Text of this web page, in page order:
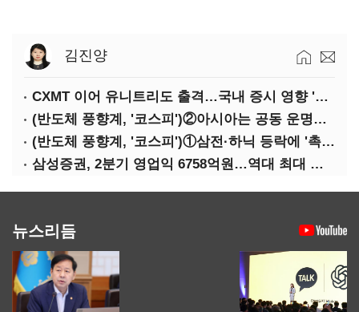
김진양
CXMT 이어 유니트리도 출격…국내 증시 영향 '촉각'
(반도체 풍향계, '코스피')②아시아는 공동 운명체?…일본·대만도 '동반 출렁'
(반도체 풍향계, '코스피')①삼전·하닉 등락에 '촉각'…코스피·나스닥 '한 몸'
삼성증권, 2분기 영업익 6758억원…역대 최대 경신
뉴스리듬